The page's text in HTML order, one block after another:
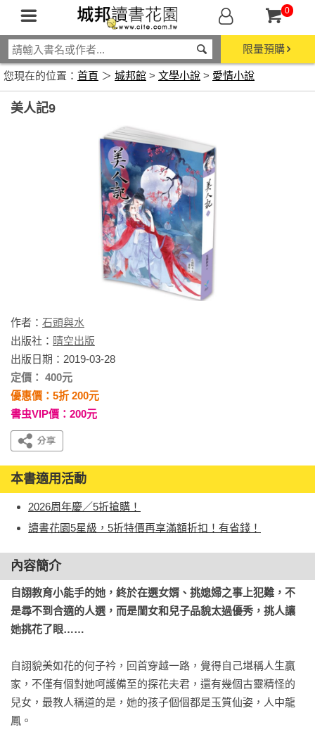
0
限量預購
您現在的位置： 首頁 ＞ 城邦館 > 文學小說 > 愛情小說
美人記9
作者： 石頭與水
出版社： 晴空出版
出版日期：2019-03-28
定價： 400元
優惠價：5折 200元
書虫VIP價：200元
本書適用活動
2026周年慶／5折搶購！
讀書花園5星級，5折特價再享滿額折扣！有省錢！
內容簡介
自詡教育小能手的她，終於在選女婿、挑媳婦之事上犯難，不
是尋不到合適的人選，而是閨女和兒子品貌太過優秀，挑人讓
她挑花了眼……
自詡貌美如花的何子衿，回首穿越一路，覺得自己堪稱人生贏
家，不僅有個對她呵護備至的探花夫君，還有幾個古靈精怪的
兒女，最教人稱道的是，她的孩子個個都是玉質仙姿，人中龍
鳳。